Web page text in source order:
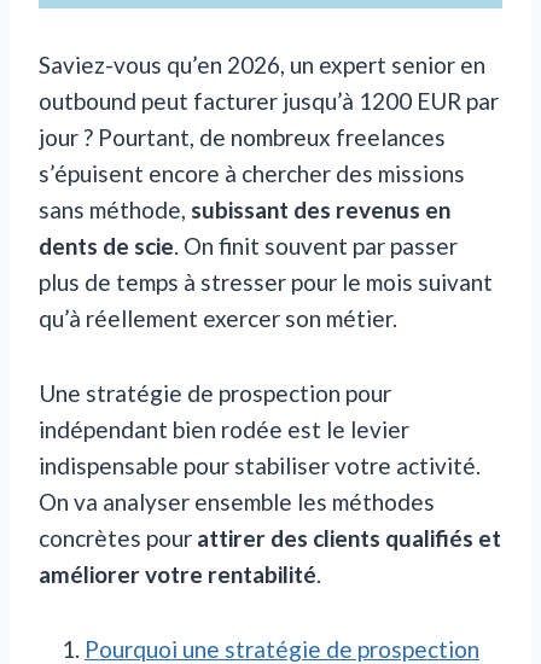
Saviez-vous qu’en 2026, un expert senior en
outbound peut facturer jusqu’à 1200 EUR par
jour ? Pourtant, de nombreux freelances
s’épuisent encore à chercher des missions
sans méthode, subissant des revenus en
dents de scie. On finit souvent par passer
plus de temps à stresser pour le mois suivant
qu’à réellement exercer son métier.
Une stratégie de prospection pour
indépendant bien rodée est le levier
indispensable pour stabiliser votre activité.
On va analyser ensemble les méthodes
concrètes pour attirer des clients qualifiés et
améliorer votre rentabilité.
Pourquoi une stratégie de prospection